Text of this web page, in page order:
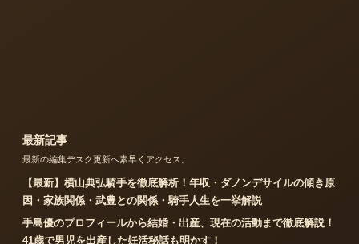
最新記事
最新の編集デスク更新へ素早くアクセス。
【最新】横山典弘騎手を徹底解析！年収・ダノンデサイルの傾き原
因・家族関係・武豊との関係・騎手人生を一挙解説
手島優のプロフィールから結婚・出産、現在の活動まで徹底解説！
41歳で男児を出産した妊活秘話も明かす！